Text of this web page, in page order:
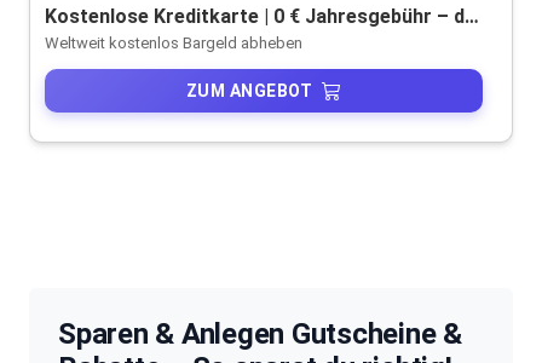
Kostenlose Kreditkarte | 0 € Jahresgebühr – dauerhaft
Weltweit kostenlos Bargeld abheben
ZUM ANGEBOT
Sparen & Anlegen Gutscheine &